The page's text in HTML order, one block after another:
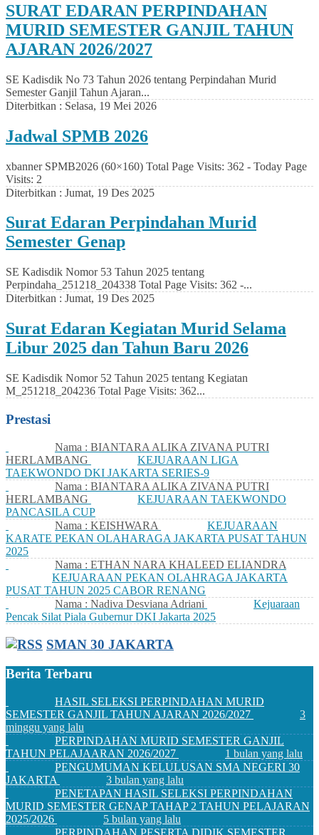
SURAT EDARAN PERPINDAHAN
MURID SEMESTER GANJIL TAHUN
AJARAN 2026/2027
SE Kadisdik No 73 Tahun 2026 tentang Perpindahan Murid
Semester Ganjil Tahun Ajaran...
Diterbitkan : Selasa, 19 Mei 2026
Jadwal SPMB 2026
xbanner SPMB2026 (60×160) Total Page Visits: 362 - Today Page
Visits: 2
Diterbitkan : Jumat, 19 Des 2025
Surat Edaran Perpindahan Murid
Semester Genap
SE Kadisdik Nomor 53 Tahun 2025 tentang
Perpindaha_251218_204338 Total Page Visits: 362 -...
Diterbitkan : Jumat, 19 Des 2025
Surat Edaran Kegiatan Murid Selama
Libur 2025 dan Tahun Baru 2026
SE Kadisdik Nomor 52 Tahun 2025 tentang Kegiatan
M_251218_204236 Total Page Visits: 362...
Prestasi
Nama : BIANTARA ALIKA ZIVANA PUTRI
HERLAMBANG
KEJUARAAN LIGA
TAEKWONDO DKI JAKARTA SERIES-9
Nama : BIANTARA ALIKA ZIVANA PUTRI
HERLAMBANG
KEJUARAAN TAEKWONDO
PANCASILA CUP
Nama : KEISHWARA
KEJUARAAN
KARATE PEKAN OLAHARAGA JAKARTA PUSAT TAHUN
2025
Nama : ETHAN NARA KHALEED ELIANDRA
KEJUARAAN PEKAN OLAHRAGA JAKARTA
PUSAT TAHUN 2025 CABOR RENANG
Nama : Nadiva Desviana Adriani
Kejuaraan
Pencak Silat Piala Gubernur DKI Jakarta 2025
SMAN 30 JAKARTA
Berita Terbaru
HASIL SELEKSI PERPINDAHAN MURID
SEMESTER GANJIL TAHUN AJARAN 2026/2027
3
minggu yang lalu
PERPINDAHAN MURID SEMESTER GANJIL
TAHUN PELAJAARAN 2026/2027
1 bulan yang lalu
PENGUMUMAN KELULUSAN SMA NEGERI 30
JAKARTA
3 bulan yang lalu
PENETAPAN HASIL SELEKSI PERPINDAHAN
MURID SEMESTER GENAP TAHAP 2 TAHUN PELAJARAN
2025/2026
5 bulan yang lalu
PERPINDAHAN PESERTA DIDIK SEMESTER